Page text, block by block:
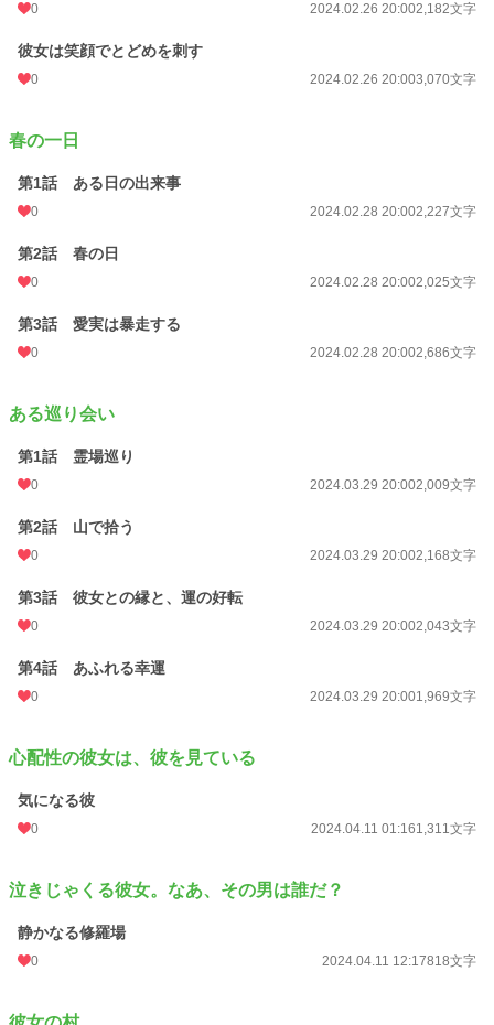
0 2024.02.26 20:002,182文字
彼女は笑顔でとどめを刺す
0 2024.02.26 20:003,070文字
春の一日
第1話 ある日の出来事
0 2024.02.28 20:002,227文字
第2話 春の日
0 2024.02.28 20:002,025文字
第3話 愛実は暴走する
0 2024.02.28 20:002,686文字
ある巡り会い
第1話 霊場巡り
0 2024.03.29 20:002,009文字
第2話 山で拾う
0 2024.03.29 20:002,168文字
第3話 彼女との縁と、運の好転
0 2024.03.29 20:002,043文字
第4話 あふれる幸運
0 2024.03.29 20:001,969文字
心配性の彼女は、彼を見ている
気になる彼
0 2024.04.11 01:161,311文字
泣きじゃくる彼女。なあ、その男は誰だ？
静かなる修羅場
0 2024.04.11 12:17818文字